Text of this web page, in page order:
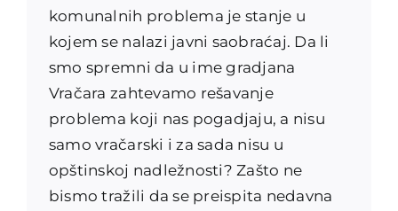
komunalnih problema je stanje u
kojem se nalazi javni saobraćaj. Da li
smo spremni da u ime gradjana
Vračara zahtevamo rešavanje
problema koji nas pogadjaju, a nisu
samo vračarski i za sada nisu u
opštinskoj nadležnosti? Zašto ne
bismo tražili da se preispita nedavna